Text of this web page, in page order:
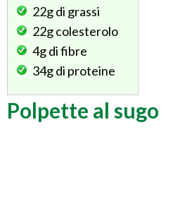
22gdi grassi
22gcolesterolo
4gdi fibre
34gdi proteine
Polpette al sugo